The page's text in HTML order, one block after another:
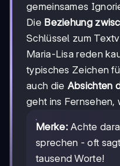
gemeinsames
Die Beziehung
Schlüssel zum
Maria-Lisa reden
typisches Zeichen
auch die Absichten
geht ins Fernsehen,
Merke:Achte
sprechen - oft
tausend Worte!